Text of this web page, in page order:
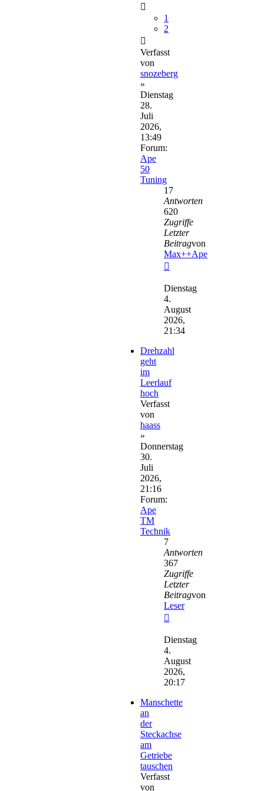
1
2
Verfasst
von
snozeberg
»
Dienstag
28.
Juli
2026,
13:49
Forum:
Ape
50
Tuning
17
Antworten
620
Zugriffe
Letzter
Beitragvon
Max++Ape
Beitrag
Dienstag
4.
August
2026,
21:34
Drehzahl
geht
im
Leerlauf
hoch
Verfasst
von
haass
»
Donnerstag
30.
Juli
2026,
21:16
Forum:
Ape
TM
Technik
7
Antworten
367
Zugriffe
Letzter
Beitragvon
Leser
Beitrag
Dienstag
4.
August
2026,
20:17
Manschette
an
der
Steckachse
am
Getriebe
tauschen
Verfasst
von